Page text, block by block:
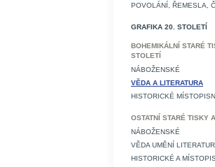
POVOLÁNÍ, ŘEMESLA,
GRAFIKA 20. STOLETÍ
BOHEMIKÁLNÍ STARÉ
STOLETÍ
NÁBOŽENSKÉ
VĚDA A LITERATURA
HISTORICKÉ
OSTATNÍ STARÉ TISKY
NÁBOŽENSKÉ
VĚDA UMĚNÍ
HISTORICKÉ A